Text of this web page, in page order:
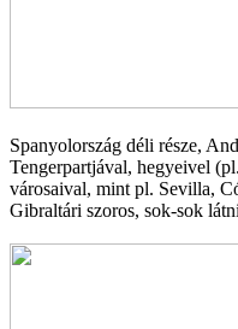
Spanyolország déli része,
Tengerpartjával, hegyeivel
városaival, mint pl. Sevilla,
Gibraltári szoros, sok-sok